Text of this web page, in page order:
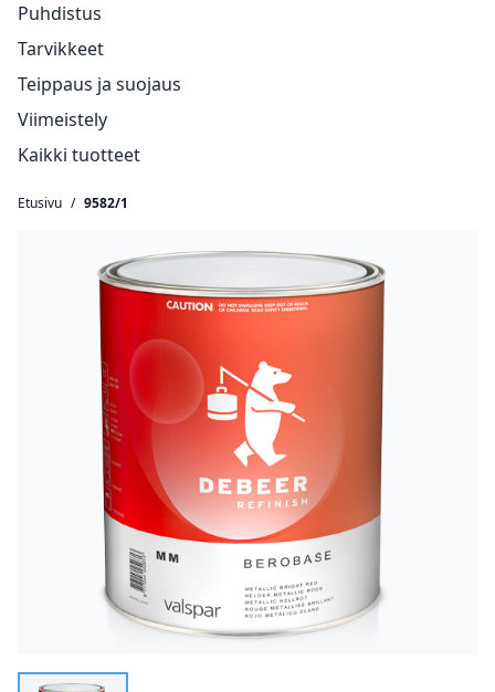
Puhdistus
Tarvikkeet
Teippaus ja suojaus
Viimeistely
Kaikki tuotteet
Etusivu / 9582/1